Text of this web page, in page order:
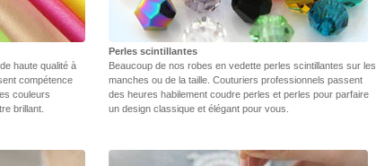
haute qualité à
compétence
couleurs
brillant.
Perles scintillantes
Beaucoup de nos robes en vedette perles scintillantes sur les
manches ou de la taille. Couturiers professionnels passent
des heures habilement coudre perles et perles pour parfaire
un design classique et élégant pour vous.